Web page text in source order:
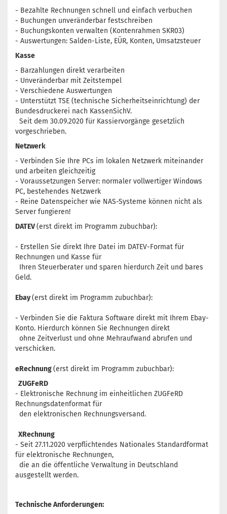
- Bezahlte Rechnungen schnell und einfach verbuchen
- Buchungen unveränderbar festschreiben
- Buchungskonten verwalten (Kontenrahmen SKR03)
- Auswertungen: Salden-Liste, EÜR, Konten, Umsatzsteuer
Kasse
- Barzahlungen direkt verarbeiten
- Unveränderbar mit Zeitstempel
- Verschiedene Auswertungen
- Unterstützt TSE (technische Sicherheitseinrichtung) der
Bundesdruckerei nach KassenSichV.
Seit dem 30.09.2020 für Kassiervorgänge gesetzlich
vorgeschrieben.
Netzwerk
- Verbinden Sie Ihre PCs im lokalen Netzwerk miteinander
und arbeiten gleichzeitig
- Voraussetzungen Server: normaler vollwertiger Windows
PC, bestehendes Netzwerk
- Reine Datenspeicher wie NAS-Systeme können nicht als
Server fungieren!
DATEV(erst direkt im Programm zubuchbar):
- Erstellen Sie direkt Ihre Datei im DATEV-Format für
Rechnungen und Kasse für
Ihren Steuerberater und sparen hierdurch Zeit und bares
Geld.
Ebay(erst direkt im Programm zubuchbar):
- Verbinden Sie die Faktura Software direkt mit Ihrem Ebay-
Konto. Hierdurch können Sie Rechnungen direkt
ohne Zeitverlust und ohne Mehraufwand abrufen und
verschicken.
eRechnung(erst direkt im Programm zubuchbar):
ZUGFeRD
- Elektronische Rechnung im einheitlichen ZUGFeRD
Rechnungsdatenformat für
den elektronischen Rechnungsversand.
XRechnung
- Seit 27.11.2020 verpflichtendes Nationales Standardformat
für elektronische Rechnungen,
die an die öffentliche Verwaltung in Deutschland
ausgestellt werden.
Technische Anforderungen: